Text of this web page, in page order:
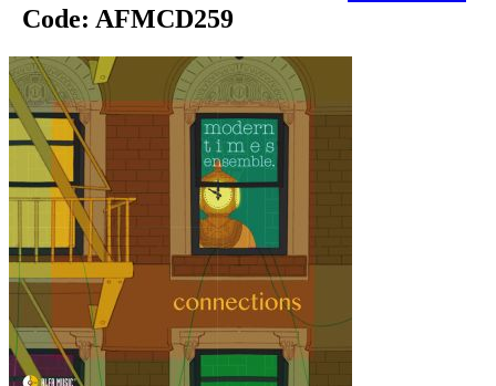
Code: AFMCD259